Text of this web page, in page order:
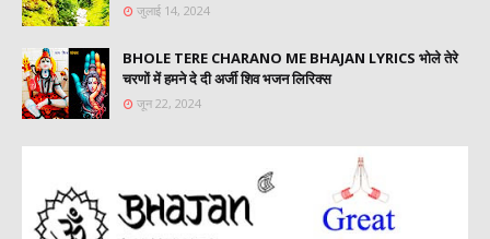
जुलाई 14, 2024
BHOLE TERE CHARANO ME BHAJAN LYRICS भोले तेरे
चरणों में हमने दे दी अर्जी शिव भजन लिरिक्स
जून 22, 2024